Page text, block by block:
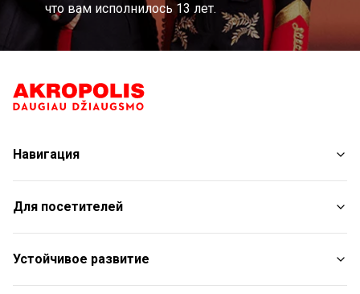
что вам исполнилось 13 лет.
Навигация
Магазины
Услуги
Рестораны
Для посетителей
План торгового центра
Бесплатные удобства
С животными
Устойчивое развитие